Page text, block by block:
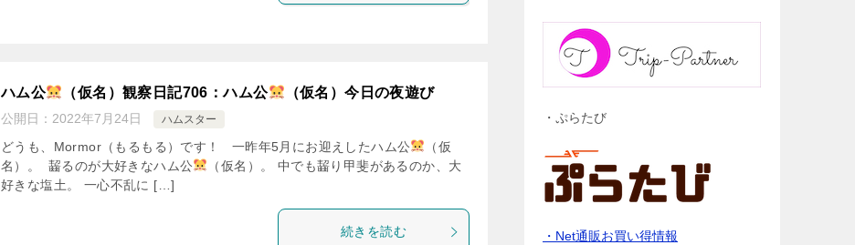
ハム公 （仮名）観察日記706：ハム公 （仮名）今日の夜遊び
公開日： 2022年7月24日 ハムスター
どうも、Mormor（もるもる）です！ 一昨年5月にお迎えしたハム公
（仮
名）。 齧るのが大好きなハム公
（仮名）。 中でも齧り甲斐があるのか、大
好きな塩土。 一心不乱に […]
続きを読む
・ぷらたび
・Net通販お買い得情報